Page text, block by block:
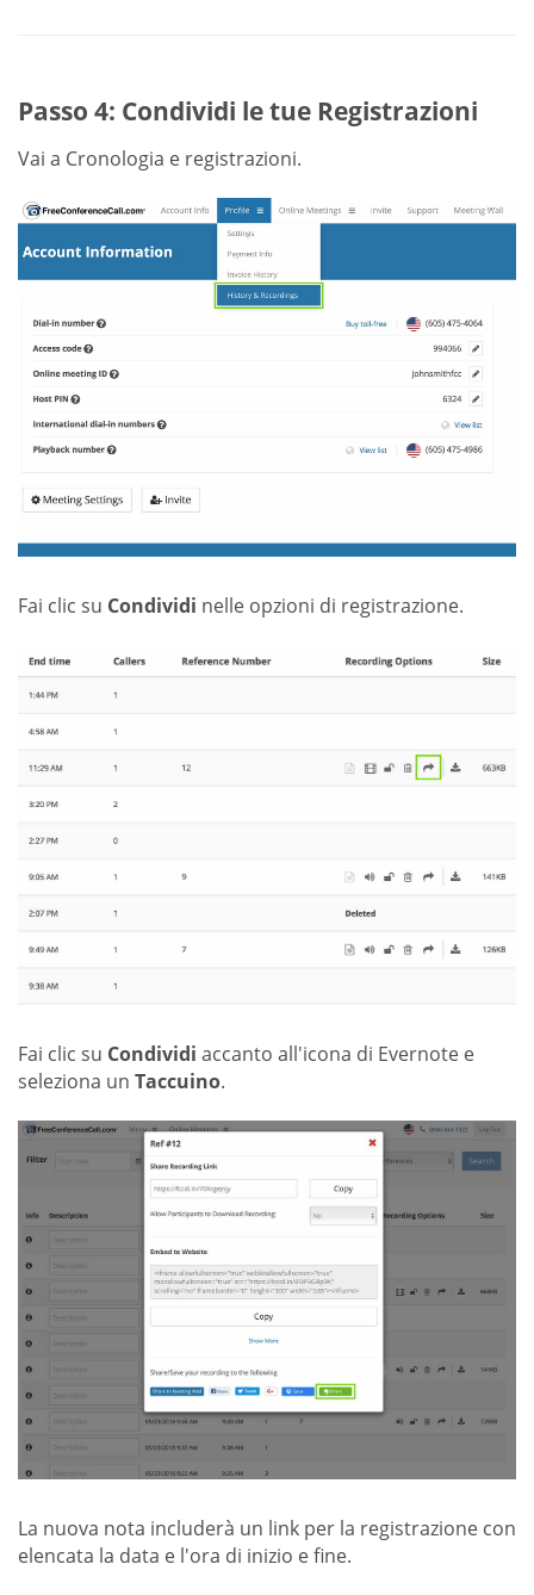
Passo 4: Condividi le tue Registrazioni
Vai a Cronologia e registrazioni.
Fai clic su Condividi nelle opzioni di registrazione.
Fai clic su Condividi accanto all'icona di Evernote e
seleziona un Taccuino.
La nuova nota includerà un link per la registrazione con
elencata la data e l'ora di inizio e fine.